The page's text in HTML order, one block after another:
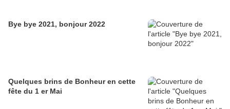
Bye bye 2021, bonjour 2022
Quelques brins de Bonheur en cette
fête du 1 er Mai